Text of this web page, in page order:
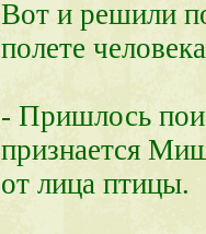
Вот и решили
полете
- Пришлось
признается
от лица птицы.